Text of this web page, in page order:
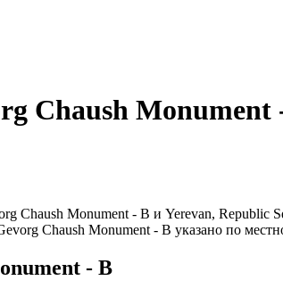
Chaush
Chaush Monument - B и Yerevan,
Chaush Monument - B указано по
- B